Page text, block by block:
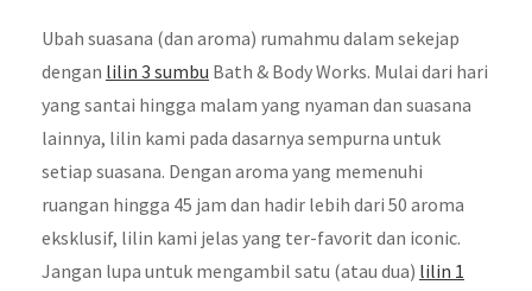
Ubah suasana (dan aroma) rumahmu dalam sekejap
dengan lilin 3 sumbu Bath & Body Works. Mulai dari hari
yang santai hingga malam yang nyaman dan suasana
lainnya, lilin kami pada dasarnya sempurna untuk
setiap suasana. Dengan aroma yang memenuhi
ruangan hingga 45 jam dan hadir lebih dari 50 aroma
eksklusif, lilin kami jelas yang ter-favorit dan iconic.
Jangan lupa untuk mengambil satu (atau dua) lilin 1